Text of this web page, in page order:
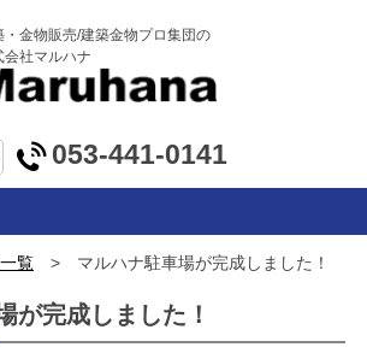
・金物販売/建築金物プロ集団の
会社マルハナ
053-441-0141
覧 マルハナ駐車場が完成しました！
が完成しました！